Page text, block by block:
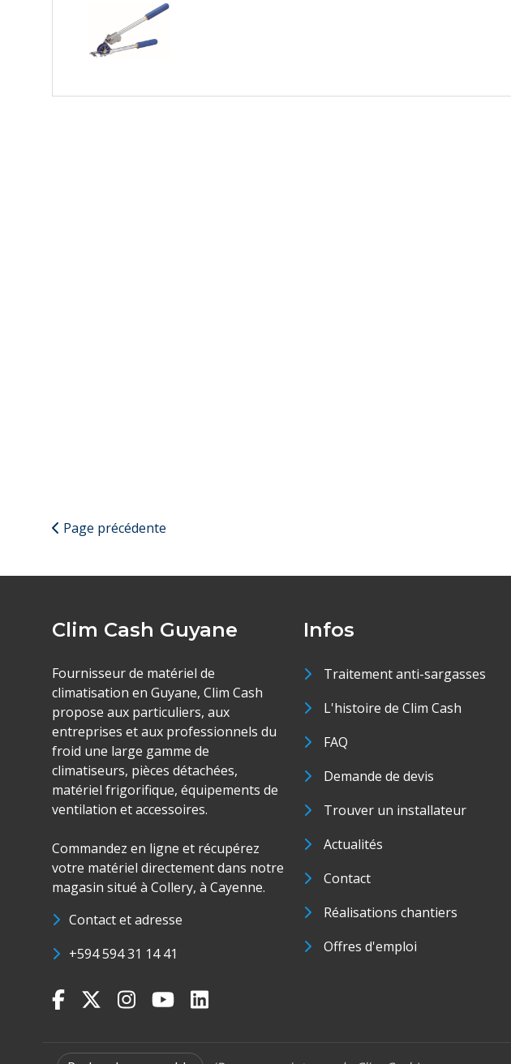
Page précédente
Clim Cash Guyane
Fournisseur de matériel de
climatisation en Guyane, Clim Cash
propose aux particuliers, aux
entreprises et aux professionnels du
froid une large gamme de
climatiseurs, pièces détachées,
matériel frigorifique, équipements de
ventilation et accessoires.
Commandez en ligne et récupérez
votre matériel directement dans notre
magasin situé à Collery, à Cayenne.
Contact et adresse
+594 594 31 14 41
Infos
Traitement anti-sargasses
L'histoire de Clim Cash
FAQ
Demande de devis
Trouver un installateur
Actualités
Contact
Réalisations chantiers
Offres d'emploi